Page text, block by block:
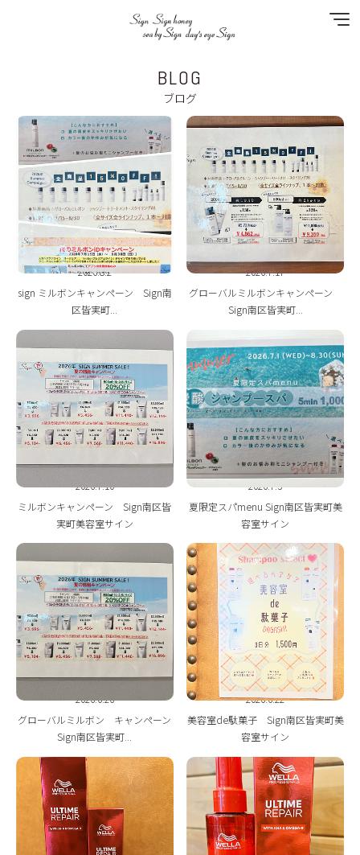
SPECIAL MENU
MENU
SHOP&STAFF
COUPON
GALLERY
RECRUIT
BLOG
BLOG
ブログ
2026.8.2
sign ミルボンキャンペーン Sign南
区皆実町...
2026.7.17
グローバルミルボンキャンペーン
Sign南区皆実町...
2026.7.10
ミルボンキャンペーン Sign南区皆
実町美容室サイン
2026.7.3
夏限定スパmenu Sign南区皆実町美
容室サイン
2026.6.26
グローバルミルボン キャンペーン
Sign南区皆実町...
2026.6.22
美容室de駄菓子 Sign南区皆実町美
容室サイン